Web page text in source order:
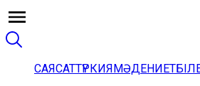
САЯСАТТҮРКИЯМӘДЕНИЕТ